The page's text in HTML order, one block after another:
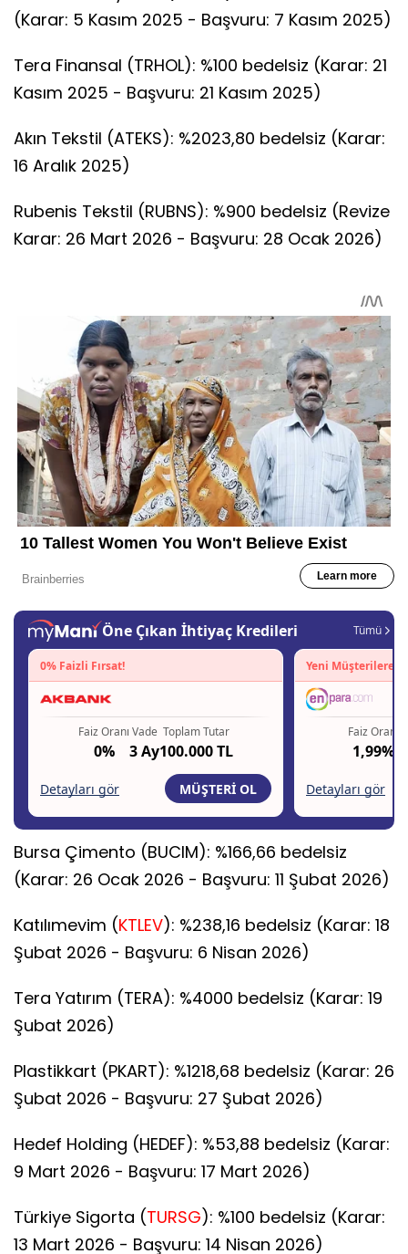
(Karar: 5 Kasım 2025 - Başvuru: 7 Kasım 2025)
Tera Finansal (TRHOL): %100 bedelsiz (Karar: 21
Kasım 2025 - Başvuru: 21 Kasım 2025)
Akın Tekstil (ATEKS): %2023,80 bedelsiz (Karar:
16 Aralık 2025)
Rubenis Tekstil (RUBNS): %900 bedelsiz (Revize
Karar: 26 Mart 2026 - Başvuru: 28 Ocak 2026)
Bursa Çimento (BUCIM): %166,66 bedelsiz
(Karar: 26 Ocak 2026 - Başvuru: 11 Şubat 2026)
Katılımevim (KTLEV): %238,16 bedelsiz (Karar: 18
Şubat 2026 - Başvuru: 6 Nisan 2026)
Tera Yatırım (TERA): %4000 bedelsiz (Karar: 19
Şubat 2026)
Plastikkart (PKART): %1218,68 bedelsiz (Karar: 26
Şubat 2026 - Başvuru: 27 Şubat 2026)
Hedef Holding (HEDEF): %53,88 bedelsiz (Karar:
9 Mart 2026 - Başvuru: 17 Mart 2026)
Türkiye Sigorta (TURSG): %100 bedelsiz (Karar:
13 Mart 2026 - Başvuru: 14 Nisan 2026)